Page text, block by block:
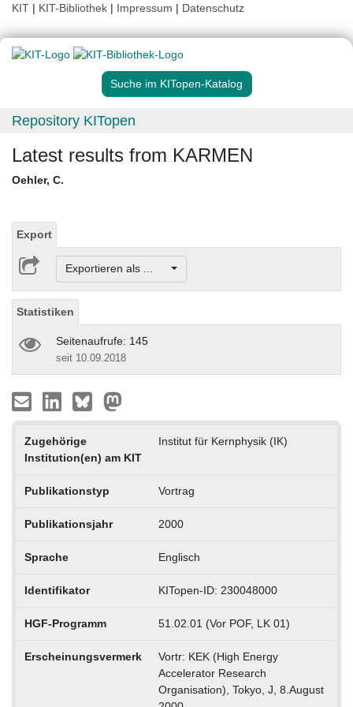
KIT | KIT-Bibliothek | Impressum | Datenschutz
Suche im KITopen-Katalog
Repository KITopen
Latest results from KARMEN
Oehler, C.
Export
Exportieren als ...
Statistiken
Seitenaufrufe: 145
seit 10.09.2018
Zugehörige
Institution(en) am KIT
Institut für Kernphysik (IK)
Publikationstyp Vortrag
Publikationsjahr 2000
Sprache Englisch
Identifikator KITopen-ID: 230048000
HGF-Programm 51.02.01 (Vor POF, LK 01)
Erscheinungsvermerk
Vortr: KEK (High Energy
Accelerator Research
Organisation), Tokyo, J, 8.August